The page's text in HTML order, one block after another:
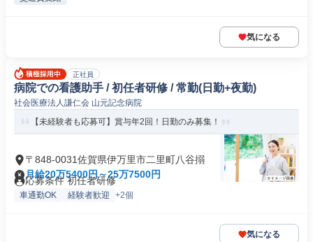
気になる
正社員
病院での看護助手 / 初任者研修 / 常勤(日勤+夜勤)
社会医療法人謙仁会 山元記念病院
【未経験者も応募可】賞与年2回！日勤のみ募集！
〒848-0031佐賀県伊万里市二里町八谷搦
月給20万5400円～25万7500円
応募条件 初任者研修
車通勤OK 経験者歓迎 +2個
気になる